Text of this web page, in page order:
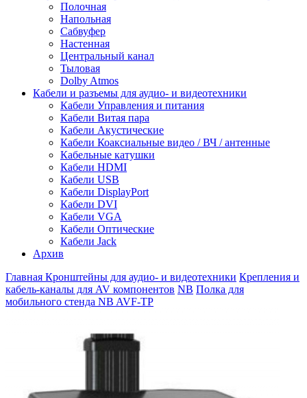
Полочная
Напольная
Сабвуфер
Настенная
Центральный канал
Тыловая
Dolby Atmos
Кабели и разъемы для аудио- и видеотехники
Кабели Управления и питания
Кабели Витая пара
Кабели Акустические
Кабели Коаксиальные видео / ВЧ / антенные
Кабельные катушки
Кабели HDMI
Кабели USB
Кабели DisplayPort
Кабели DVI
Кабели VGA
Кабели Оптические
Кабели Jack
Архив
Главная Кронштейны для аудио- и видеотехники Крепления и
кабель-каналы для AV компонентов NB Полка для
мобильного стенда NB AVF-TP